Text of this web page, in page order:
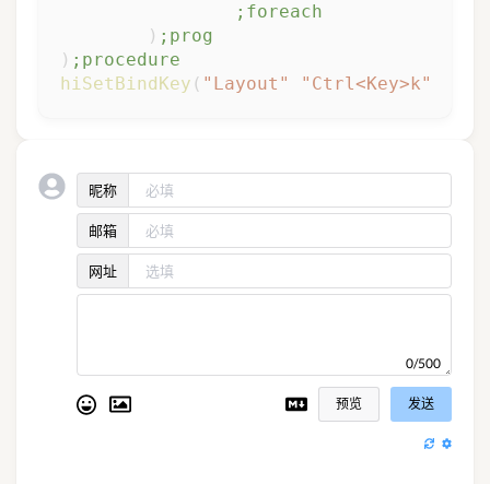
;foreach
) ;prog
) ;procedure
hiSetBindKey ( "Layout" "Ctrl<Key>k"
昵称
邮箱
网址
0/500
预览 发送